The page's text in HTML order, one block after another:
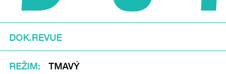
DOK.REVUE
REŽIM TMAVÝ